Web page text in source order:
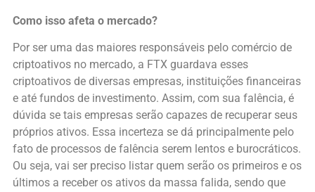
Como isso afeta o mercado?
Por ser uma das maiores responsáveis pelo comércio de
criptoativos no mercado, a FTX guardava esses
criptoativos de diversas empresas, instituições financeiras
e até fundos de investimento. Assim, com sua falência, é
dúvida se tais empresas serão capazes de recuperar seus
próprios ativos. Essa incerteza se dá principalmente pelo
fato de processos de falência serem lentos e burocráticos.
Ou seja, vai ser preciso listar quem serão os primeiros e os
últimos a receber os ativos da massa falida, sendo que